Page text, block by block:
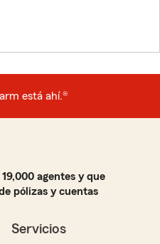
está ahí.®
agentes y que
pólizas y cuentas
Servicios